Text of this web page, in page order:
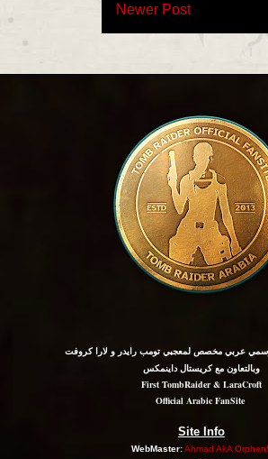
Newer Post
عربي مخصص لمعجبي تومب رايدر و لارا كروفت
وبالتعاون مع كريستال داينمكس
First TombRaider & LaraCroft
Official Arabic FanSite
Site Info
WebMaster:Ahmad AkA